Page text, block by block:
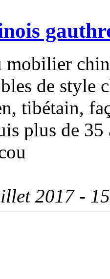
mobilier
de
tibétain,
plus de
2017 -